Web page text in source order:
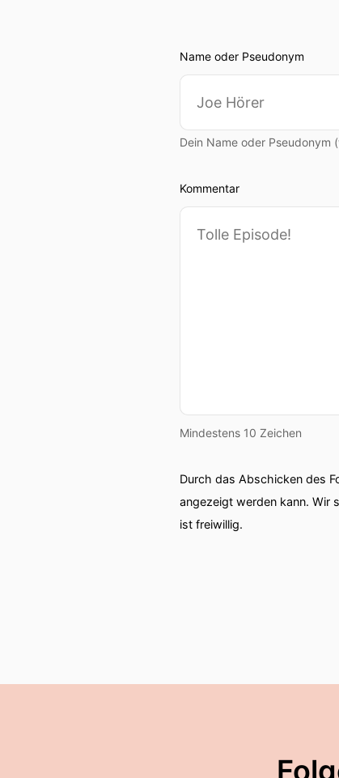
Name oder Pseudonym
Dein Name oder
Kommentar
Mindestens 10 Zeichen
Durch das Abschicken des
angezeigt werden kann. Wir
ist freiwillig.